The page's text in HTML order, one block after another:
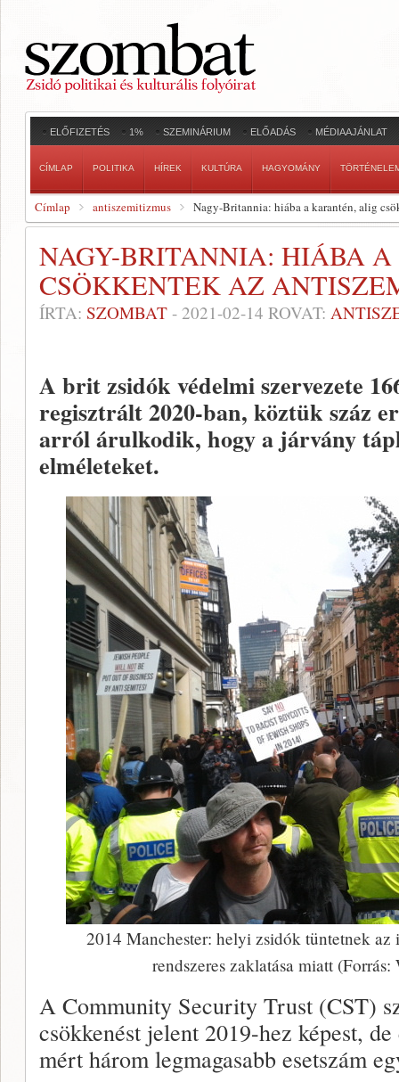
ELŐFIZETÉS 1% SZEMINÁRIUM ELŐADÁS MÉDIAAJÁNLAT
CÍMLAP POLITIKA HÍREK KULTÚRA HAGYOMÁNY
Címlap antiszemitizmus Nagy-Britannia: hiába a karantén, alig
NAGY-BRITANNIA: HIÁBA
CSÖKKENTEK AZ
ÍRTA: SZOMBAT - 2021-02-14 ROVAT:
A brit zsidók védelmi szervezete
regisztrált 2020-ban, köztük száz
arról árulkodik, hogy a járvány
elméleteket.
2014 Manchester: helyi zsidók tüntetnek
rendszeres zaklatása miatt
A Community Security Trust (CST)
csökkenést jelent 2019-hez képest,
mért három legmagasabb esetszám